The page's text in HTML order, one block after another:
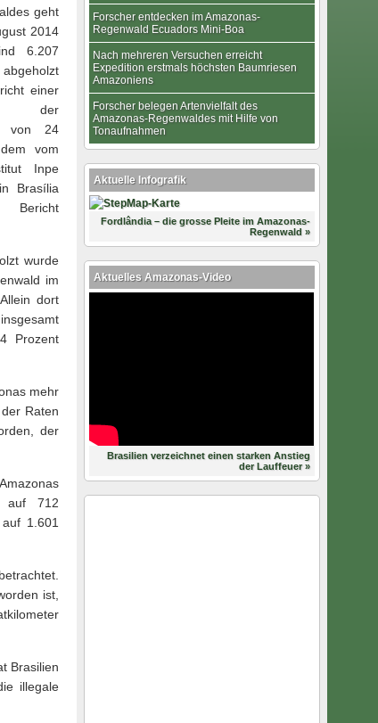
geht
2014
6.207
einer
der
von 24
vom
Inpe
Brasília
wurde
im
dort
Prozent
mehr
Raten
der
auf 712
1.601
ist,
Brasilien
illegale
Forscher entdecken im Amazonas-
Regenwald Ecuadors Mini-Boa
Nach mehreren Versuchen erreicht
Expedition erstmals höchsten Baumriesen
Amazoniens
Forscher belegen Artenvielfalt des
Amazonas-Regenwaldes mit Hilfe von
Tonaufnahmen
Aktuelle Infografik
Fordlândia – die grosse Pleite im Amazonas-
Regenwald »
Aktuelles Amazonas-Video
Brasilien verzeichnet einen starken Anstieg
der Lauffeuer »